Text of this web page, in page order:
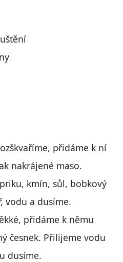
přidáme k ní
nakrájené maso.
kmín, sůl, bobkový
vodu a dusíme.
přidáme k němu
česnek. Přilijeme vodu
dusíme.